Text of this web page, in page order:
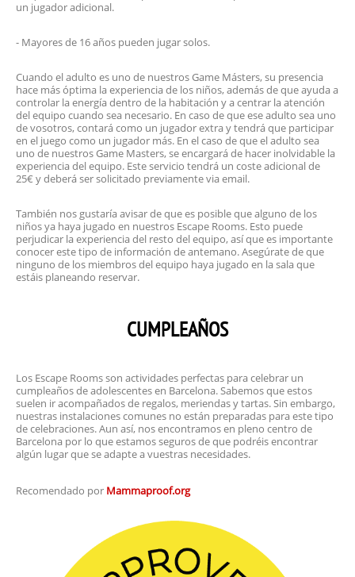
un jugador adicional.
- Mayores de 16 años pueden jugar solos.
Cuando el adulto es uno de nuestros Game Másters, su presencia
hace más óptima la experiencia de los niños, además de que ayuda a
controlar la energía dentro de la habitación y a centrar la atención
del equipo cuando sea necesario. En caso de que ese adulto sea uno
de vosotros, contará como un jugador extra y tendrá que participar
en el juego como un jugador más. En el caso de que el adulto sea
uno de nuestros Game Masters, se encargará de hacer inolvidable la
experiencia del equipo. Este servicio tendrá un coste adicional de
25€ y deberá ser solicitado previamente via email.
También nos gustaría avisar de que es posible que alguno de los
niños ya haya jugado en nuestros Escape Rooms. Esto puede
perjudicar la experiencia del resto del equipo, así que es importante
conocer este tipo de información de antemano. Asegúrate de que
ninguno de los miembros del equipo haya jugado en la sala que
estáis planeando reservar.
CUMPLEAÑOS
Los Escape Rooms son actividades perfectas para celebrar un
cumpleaños de adolescentes en Barcelona. Sabemos que estos
suelen ir acompañados de regalos, meriendas y tartas. Sin embargo,
nuestras instalaciones comunes no están preparadas para este tipo
de celebraciones. Aun así, nos encontramos en pleno centro de
Barcelona por lo que estamos seguros de que podréis encontrar
algún lugar que se adapte a vuestras necesidades.
Recomendado por Mammaproof.org